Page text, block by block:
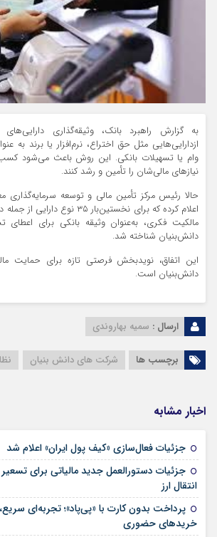
به گزارش راهبرد بانک، وثیقه‌گذاری
ازدارایی‌هایی مثل حق اختراع، نرم‌افزار یا برند به
وام یا تسهیلات بانکی. این روش باعث می‌شود
نیاز‌های مالی‌شان را تأمین و رشد کنند.
حالا رئیس مرکز تأمین مالی و توسعه سرمایه‌گذاری
اعلام کرده که برای نخستین‌بار ۳۵
مالکیت فکری، به‌عنوان وثیقه بانکی برای
دانش‌بنیان شناخته شد.
این اتفاق، نویدبخش فرصتی تازه برای حمایت
دانش‌بنیان است.
ارسال : سمیه بهاروندی
برچسب ها شرکت های دانش بنیان
اخبار مشابه
جزئیات فعال‌سازی «کیف پول ایران» اعلام شد
جزئیات دستورالعمل جدید مالیاتی برای تسعیر
انتقال ارز
پرداخت بدون کارت با «پی‌پاد»؛ تجربه‌ای
خریدهای حضوری